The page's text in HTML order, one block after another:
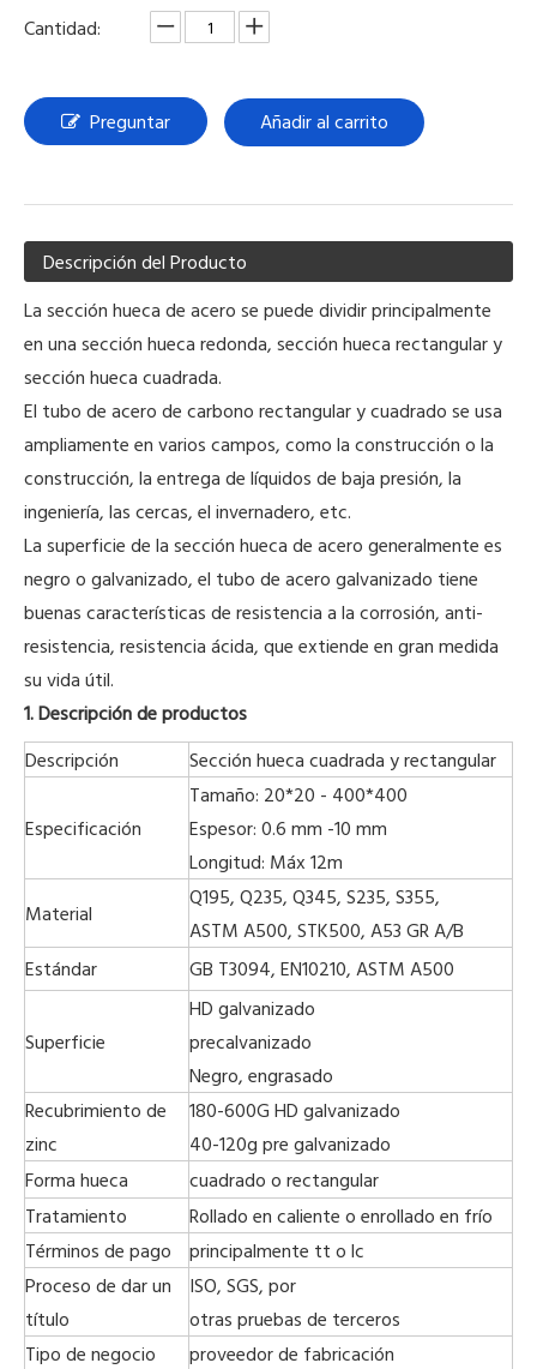
Cantidad:
Preguntar Añadir al carrito
Descripción del Producto
La sección hueca de acero se puede dividir principalmente
en una sección hueca redonda, sección hueca rectangular y
sección hueca cuadrada.
El tubo de acero de carbono rectangular y cuadrado se usa
ampliamente en varios campos, como la construcción o la
construcción, la entrega de líquidos de baja presión, la
ingeniería, las cercas, el invernadero, etc.
La superficie de la sección hueca de acero generalmente es
negro o galvanizado, el tubo de acero galvanizado tiene
buenas características de resistencia a la corrosión, anti-
resistencia, resistencia ácida, que extiende en gran medida
su vida útil.
1. Descripción de productos
Descripción
Sección hueca cuadrada y rectangular
Especificación
Tamaño: 20*20 - 400*400
Espesor: 0.6 mm -10 mm
Longitud: Máx 12m
Material
Q195, Q235, Q345, S235, S355,
ASTM A500, STK500, A53 GR A/B
Estándar
GB T3094, EN10210, ASTM A500
Superficie
HD galvanizado
precalvanizado
Negro, engrasado
Recubrimiento de
zinc
180-600G HD galvanizado
40-120g pre galvanizado
Forma hueca
cuadrado o rectangular
Tratamiento
Rollado en caliente o enrollado en frío
Términos de pago
principalmente tt o lc
Proceso de dar un
título
ISO, SGS, por
otras pruebas de terceros
Tipo de negocio
proveedor de fabricación